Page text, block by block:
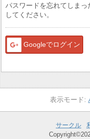
パスワードを忘れてしま
してください。
Googleでログイン
サークル